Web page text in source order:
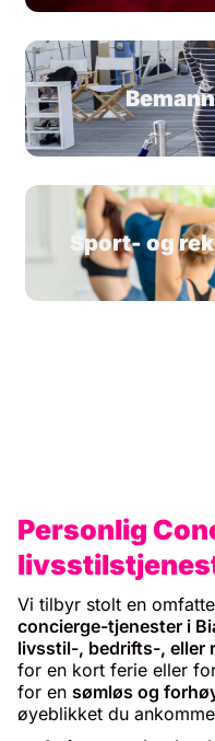
Sport- og
Personlig
Vi tilbyr stolt en
concierge-tjenester i
livsstil-, bedrifts-, eller
for en kort ferie eller
for en sømløs og
øyeblikket du